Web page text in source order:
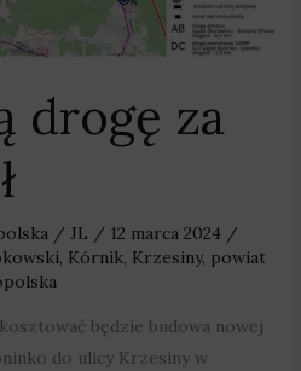
drogę za
/ JL / 12 marca 2024 /
Kórnik, Krzesiny, powiat
będzie budowa nowej
do ulicy Krzesiny w